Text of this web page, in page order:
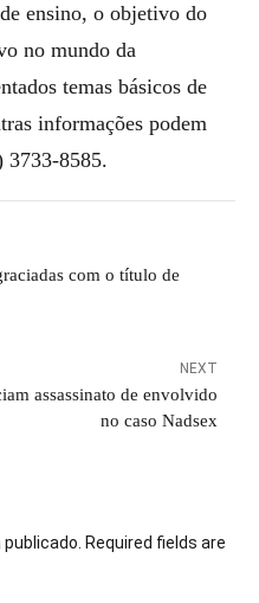
ensino, o objetivo do
no mundo da
temas básicos de
informações podem
3733-8585.
com o título de
NEXT
assassinato de envolvido
no caso Nadsex
Required fields are